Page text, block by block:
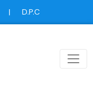
| D.P.C